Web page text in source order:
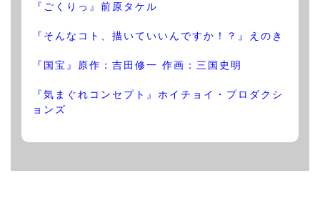
『ごくりっ』前原タケル
『そんなコト、描いていいんですか！？』えのき
『国宝』原作：吉田修一 作画：三国史明
『気まぐれコンセプト』ホイチョイ・プロダクシ
ョンズ